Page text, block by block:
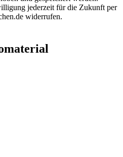
jederzeit für die Zukunft per
widerrufen.